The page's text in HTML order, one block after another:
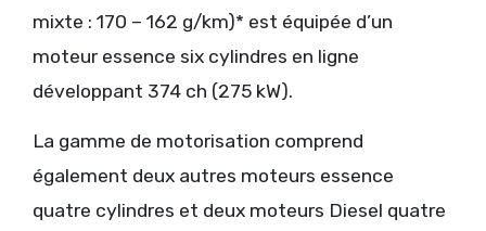
mixte : 170 – 162 g/km)* est équipée d’un
moteur essence six cylindres en ligne
développant 374 ch (275 kW).
La gamme de motorisation comprend
également deux autres moteurs essence
quatre cylindres et deux moteurs Diesel quatre